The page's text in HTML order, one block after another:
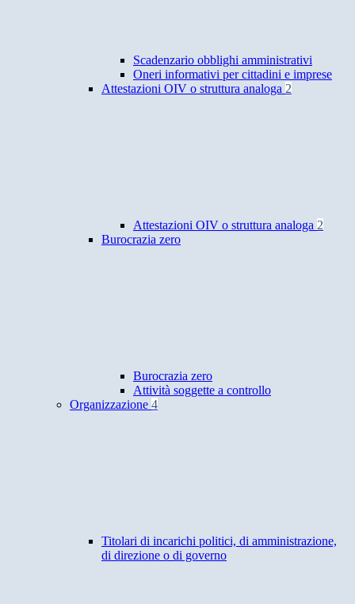
Scadenzario obblighi amministrativi
Oneri informativi per cittadini e imprese
Attestazioni OIV o struttura analoga 2
Attestazioni OIV o struttura analoga 2
Burocrazia zero
Burocrazia zero
Attività soggette a controllo
Organizzazione 4
Titolari di incarichi politici, di amministrazione,
di direzione o di governo